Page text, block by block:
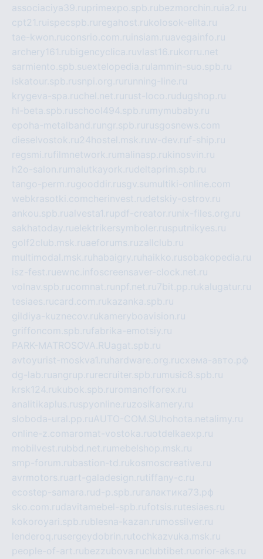
associaciya39.ruprimexpo.spb.rubezmorchin.ru ia2.ru
cpt21.ru ispecspb.ru regahost.rukolosok-elita.ru
tae-kwon.ruconsrio.com.ru insiam.ruavegainfo.ru
archery161.rubigencyclica.ruvlast16.rukorru.net
sarmiento.spb.suextelopedia.ru lammin-suo.spb.ru
iskatour.spb.rusnpi.org.ru running-line.ru
krygeva-spa.ruchel.net.ru rust-loco.rudugshop.ru
hl-beta.spb.ruschool494.spb.ru mymubaby.ru
epoha-metalband.ru ngr.spb.ru rusgosnews.com
dieselvostok.ru24hostel.msk.ruw-dev.ruf-ship.ru
regsmi.rufilmnetwork.ru malinasp.rukinosvin.ru
h2o-salon.ru malutkayork.rudeltaprim.spb.ru
tango-perm.rugooddir.rusgv.su multiki-online.com
webkrasotki.comcherinvest.rudetskiy-ostrov.ru
ankou.spb.rualvesta1.rupdf-creator.ru nix-files.org.ru
sakhatoday.ruelektrikersymboler.rusputnikyes.ru
golf2club.msk.ruaeforums.ruzallclub.ru
multimodal.msk.ru habaigry.ru haikko.rusobakopedia.ru
isz-fest.ruewnc.infoscreensaver-clock.net.ru
volnav.spb.rucomnat.ru npf.net.ru7bit.pp.rukalugatur.ru
tesiaes.rucard.com.rukazanka.spb.ru
gildiya-kuznecov.rukameryboavision.ru
griffoncom.spb.rufabrika-emotsiy.ru
PARK-MATROSOVA.RUagat.spb.ru
avtoyurist-moskva1.ru hardware.org.ruсхема-авто.рф
dg-lab.ruangrup.ru recruiter.spb.ru music8.spb.ru
krsk124.rukubok.spb.ru romanofforex.ru
analitikaplus.ruspyonline.ruzosikamery.ru
sloboda-ural.pp.ruAUTO-COM.SU hohota.netalimy.ru
online-z.comaromat-vostoka.ruotdelkaexp.ru
mobilvest.rubbd.net.ru mebelshop.msk.ru
smp-forum.rubastion-td.rukosmoscreative.ru
avrmotors.ruart-galadesign.rutiffany-c.ru
ecostep-samara.rud-p.spb.ru галактика73.рф
sko.com.rudavitamebel-spb.rufotsis.rutesiaes.ru
kokoroyari.spb.rublesna-kazan.ru mossilver.ru
lenderoq.rusergeydobrin.rutochkazvuka.msk.ru
people-of-art.rubezzubova.ruclubtibet.ruorior-aks.ru